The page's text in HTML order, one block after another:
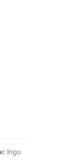
Ingo